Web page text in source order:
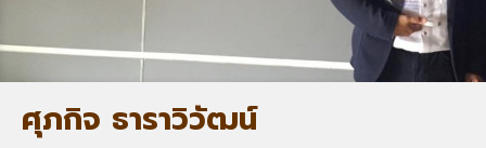
ศุภกิจ ธาราวิวัฒน์